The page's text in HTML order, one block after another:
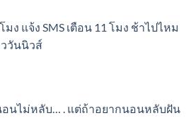
มง แจ้ง SMS เตือน 11 โมง ช้าไปไหม
วันนิวส์
นไม่หลับ… . แต่ถ้าอยากนอนหลับฝัน